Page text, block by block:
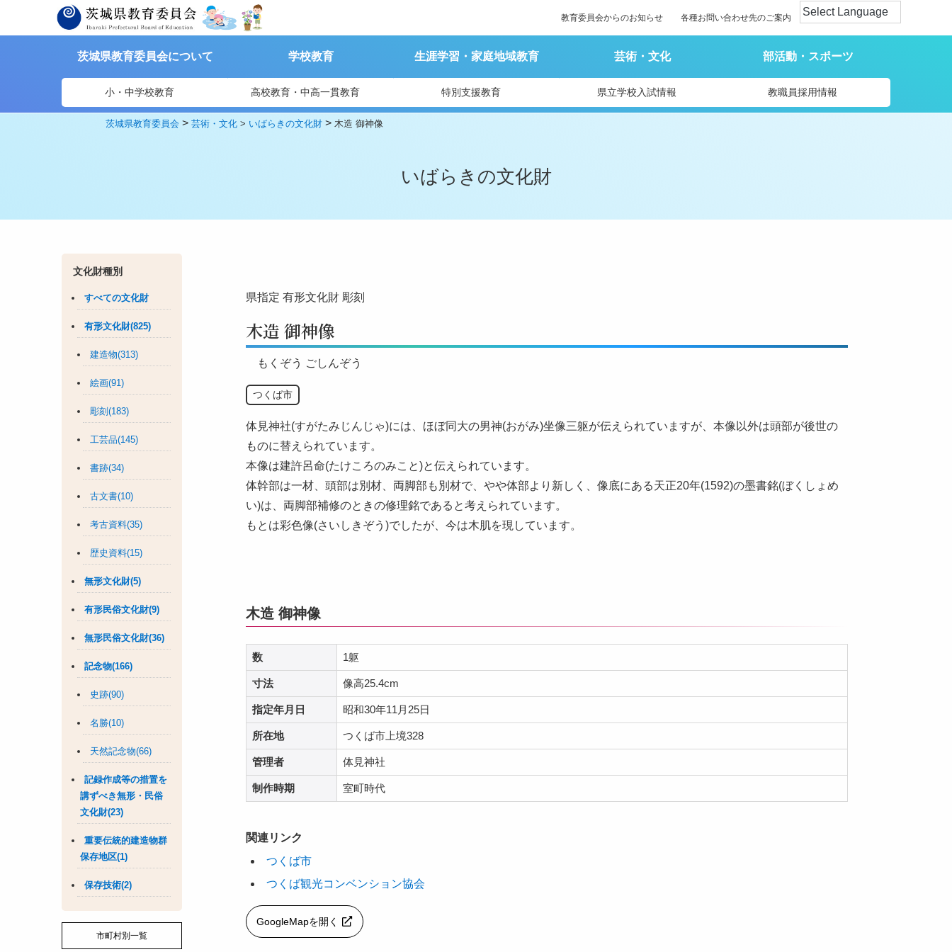
教育委員会からのお知らせ 各種お問い合わせ先のご案内
茨城県教育委員会について 学校教育 生涯学習・家庭地域教育 芸術・文化 部活動・スポーツ
小・中学校教育 高校教育・中高一貫教育 特別支援教育 県立学校入試情報 教職員採用情報
茨城県教育委員会 >芸術・文化 > いばらきの文化財 > 木造 御神像
いばらきの文化財
文化財種別
すべての文化財
有形文化財(825)
建造物(313)
絵画(91)
彫刻(183)
工芸品(145)
書跡(34)
古文書(10)
考古資料(35)
歴史資料(15)
無形文化財(5)
有形民俗文化財(9)
無形民俗文化財(36)
記念物(166)
史跡(90)
名勝(10)
天然記念物(66)
記録作成等の措置を
講ずべき無形・民俗
文化財(23)
重要伝統的建造物群
保存地区(1)
保存技術(2)
市町村別一覧
県指定 有形文化財 彫刻
木造 御神像
もくぞう ごしんぞう
つくば市
体見神社(すがたみじんじゃ)には、ほぼ同大の男神(おがみ)坐像三躯が伝えられていますが、本像以外は頭部が後世の
ものに替えられています。
本像は建許呂命(たけころのみこと)と伝えられています。
体幹部は一材、頭部は別材、両脚部も別材で、やや体部より新しく、像底にある天正20年(1592)の墨書銘(ぼくしょめ
い)は、両脚部補修のときの修理銘であると考えられています。
もとは彩色像(さいしきぞう)でしたが、今は木肌を現しています。
木造 御神像
数 1躯
寸法 像高25.4cm
指定年月日 昭和30年11月25日
所在地 つくば市上境328
管理者 体見神社
制作時期 室町時代
関連リンク
つくば市
つくば観光コンベンション協会
GoogleMapを開く